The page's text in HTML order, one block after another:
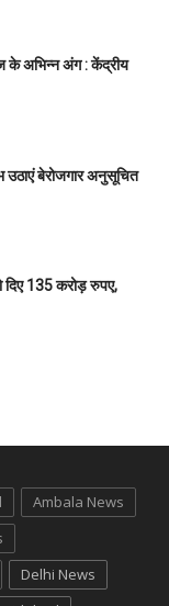
के अभिन्न अंग : केंद्रीय
उठाएं बेरोजगार अनुसूचित
दिए 135 करोड़ रुपए,
Ambala News
Delhi News